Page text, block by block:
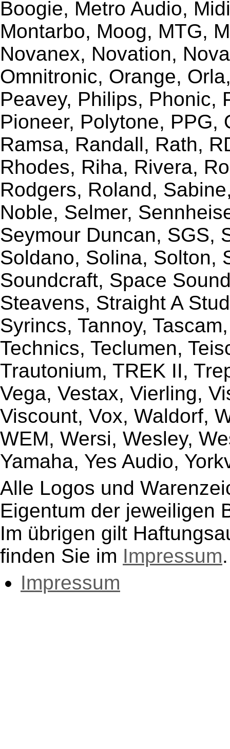
Boogie, Metro Audio,
Montarbo, Moog, MTG,
Novanex, Novation,
Omnitronic, Orange,
Peavey, Philips, Phonic,
Pioneer, Polytone, PPG,
Ramsa, Randall, Rath,
Rhodes, Riha, Rivera,
Rodgers, Roland,
Noble, Selmer,
Seymour Duncan, SGS,
Soldano, Solina, Solton,
Soundcraft, Space
Steavens, Straight A
Syrincs, Tannoy,
Technics, Teclumen,
Trautonium, TREK II,
Vega, Vestax, Vierling,
Viscount, Vox, Waldorf,
WEM, Wersi, Wesley,
Yamaha, Yes Audio,
Alle Logos und
Eigentum der jeweiligen
Im übrigen gilt
finden Sie im Impressum.
Impressum